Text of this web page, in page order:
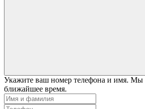
Укажите ваш номер телефона и имя. Мы
ближайшее время.